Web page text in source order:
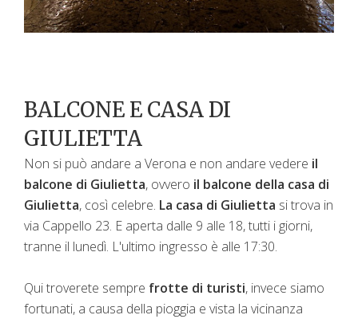
BALCONE E CASA DI
GIULIETTA
Non si può andare a Verona e non andare vedere il
balcone di Giulietta, ovvero il balcone della casa di
Giulietta, così celebre. La casa di Giulietta si trova in
via Cappello 23. E aperta dalle 9 alle 18, tutti i giorni,
tranne il lunedì. L'ultimo ingresso è alle 17:30.
Qui troverete sempre frotte di turisti, invece siamo
fortunati, a causa della pioggia e vista la vicinanza